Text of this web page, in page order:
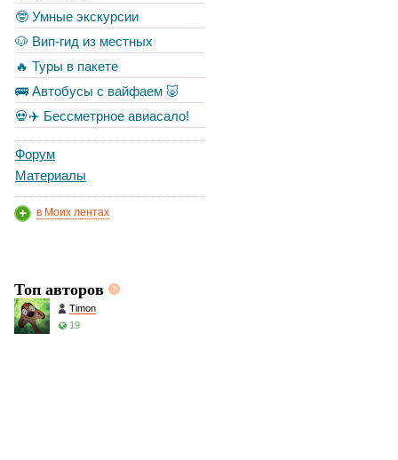
🤓 Умные экскурсии
🐶 Вип-гид из местных
🔥 Туры в пакете
🚌 Автобусы с вайфаем 🐷
💀✈️ Бессметрное авиасало!
Форум
Материалы
в Моих лентах
Топ авторов
Timon
19